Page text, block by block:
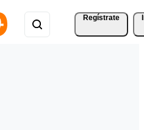
Regístrate